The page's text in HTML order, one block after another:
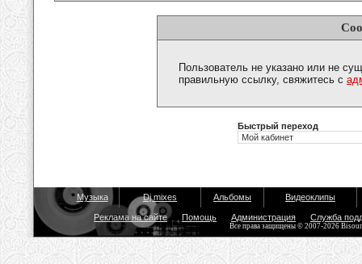
Пользователь не указано или не
правильную ссылку, свяжитесь с
Быстрый переход
Музыка Dj mixes Альбомы Видеоклипы
Реклама на сайте Помощь Администрация Служба
Все права защищены © 2007-2026